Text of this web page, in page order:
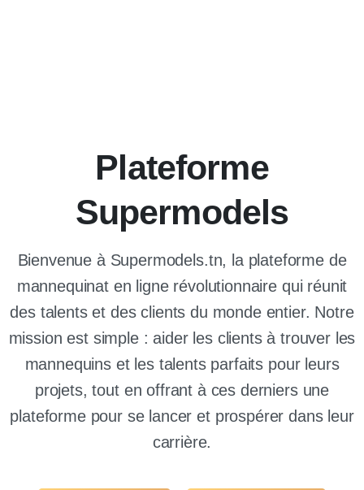
Plateforme
Supermodels
Bienvenue à Supermodels.tn, la plateforme de
mannequinat en ligne révolutionnaire qui réunit
des talents et des clients du monde entier. Notre
mission est simple : aider les clients à trouver les
mannequins et les talents parfaits pour leurs
projets, tout en offrant à ces derniers une
plateforme pour se lancer et prospérer dans leur
carrière.